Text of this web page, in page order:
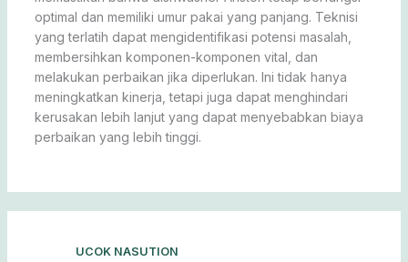
optimal dan memiliki umur pakai yang panjang. Teknisi
yang terlatih dapat mengidentifikasi potensi masalah,
membersihkan komponen-komponen vital, dan
melakukan perbaikan jika diperlukan. Ini tidak hanya
meningkatkan kinerja, tetapi juga dapat menghindari
kerusakan lebih lanjut yang dapat menyebabkan biaya
perbaikan yang lebih tinggi.
UCOK NASUTION